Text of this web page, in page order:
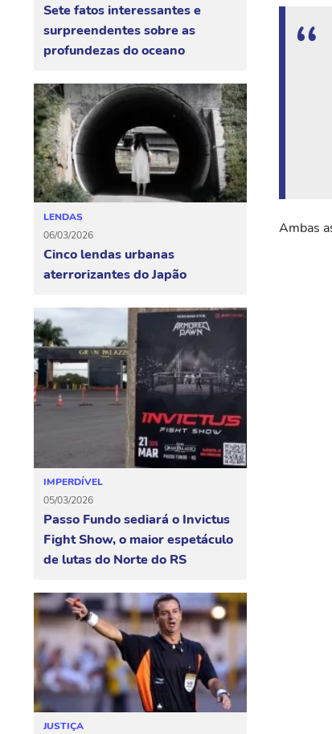
Sete fatos interessantes e
surpreendentes sobre as
profundezas do oceano
LENDAS
06/03/2026
Cinco lendas urbanas
aterrorizantes do Japão
IMPERDÍVEL
05/03/2026
Passo Fundo sediará o Invictus
Fight Show, o maior espetáculo
de lutas do Norte do RS
JUSTIÇA
Ambas